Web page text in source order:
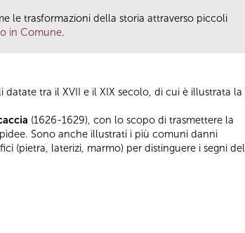
le trasformazioni della storia attraverso piccoli
in Comune.
tra il XVII e il XIX secolo, di cui è illustrata la
(1626-1629), con lo scopo di trasmettere la
Sono anche illustrati i più comuni danni
(pietra, laterizi, marmo) per distinguere i segni del